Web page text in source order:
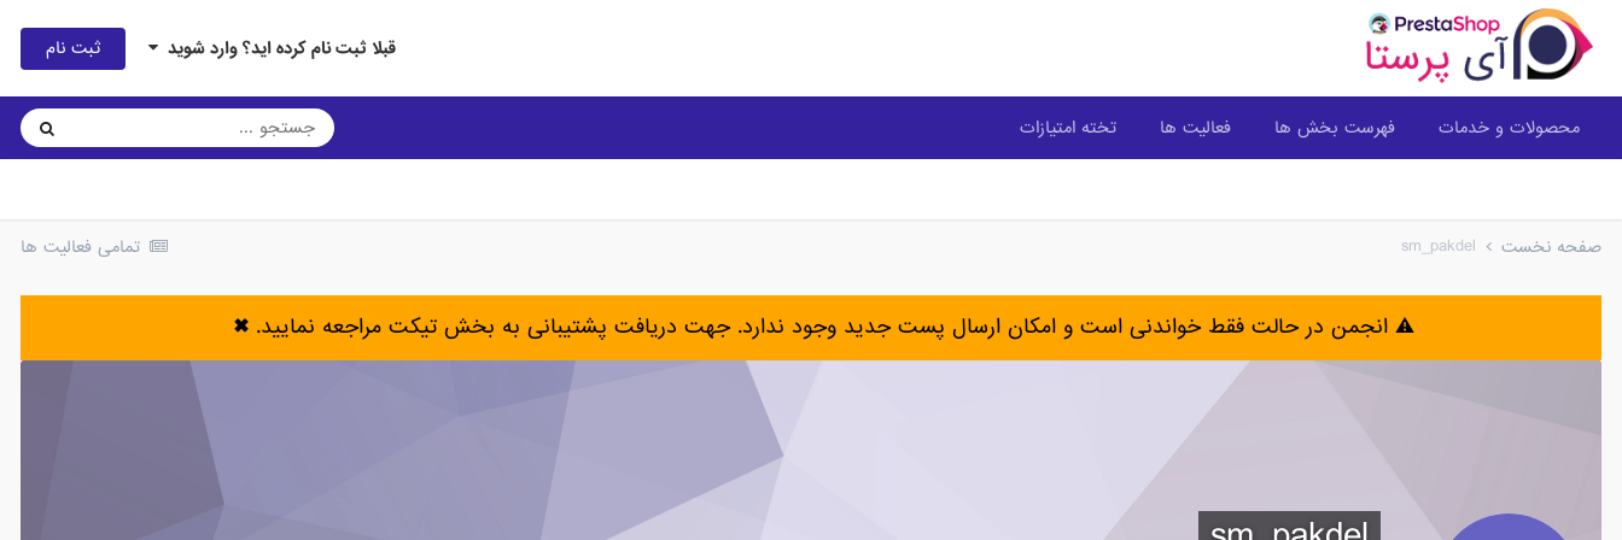
قبلا ثبت نام کرده اید؟ وارد شوید ثبت نام
محصولات و خدمات فهرست بخش ها فعالیت ها تخته امتیازات
تمامی فعالیت ها صفحه نخست sm_pakdel
⚠️ انجمن در حالت فقط خواندنی است و امکان ارسال پست جدید وجود ندارد. جهت دریافت پشتیبانی به بخش تیکت مراجعه نمایید.✖